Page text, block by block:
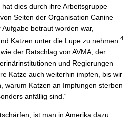
dies durch ihre Arbeitsgruppe
Seiten der Organisation Canine
betraut worden war,
Katzen unter die Lupe zu nehmen. 4
der Ratschlag von AVMA, der
und Regierungen
Katze auch weiterhin impfen, bis wir
warum Katzen an Impfungen sterben
anfällig sind.“
ist man in Amerika dazu